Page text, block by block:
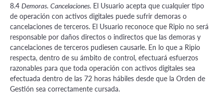
8.4 Demoras. Cancelaciones. El Usuario acepta que cualquier tipo
de operación con activos digitales puede sufrir demoras o
cancelaciones de terceros. El Usuario reconoce que Ripio no será
responsable por daños directos o indirectos que las demoras y
cancelaciones de terceros pudiesen causarle. En lo que a Ripio
respecta, dentro de su ámbito de control, efectuará esfuerzos
razonables para que toda operación con activos digitales sea
efectuada dentro de las 72 horas hábiles desde que la Orden de
Gestión sea correctamente cursada.